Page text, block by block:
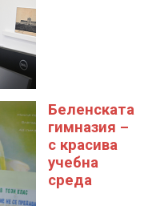
Беленската
гимназия –
с красива
учебна
среда